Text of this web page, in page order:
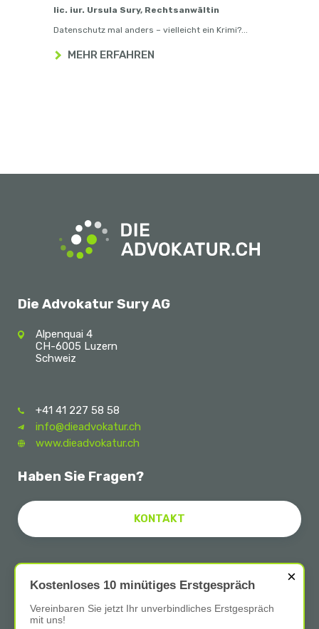
lic. iur. Ursula Sury, Rechtsanwältin
Datenschutz mal anders – vielleicht ein Krimi?...
MEHR ERFAHREN
Die Advokatur Sury AG
Alpenquai 4
CH-6005 Luzern
Schweiz
+41 41 227 58 58
info@dieadvokatur.ch
www.dieadvokatur.ch
Haben Sie Fragen?
KONTAKT
Follow Us ×
Kostenloses 10 minütiges Erstgespräch
Vereinbaren Sie jetzt Ihr unverbindliches Erstgespräch
mit uns!